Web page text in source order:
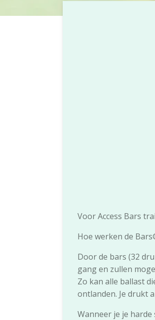
Voor Access Bars
Hoe werken de
Door de bars (32
gang en zullen
Zo kan alle ballast
ontlanden. Je drukt
Wanneer je je